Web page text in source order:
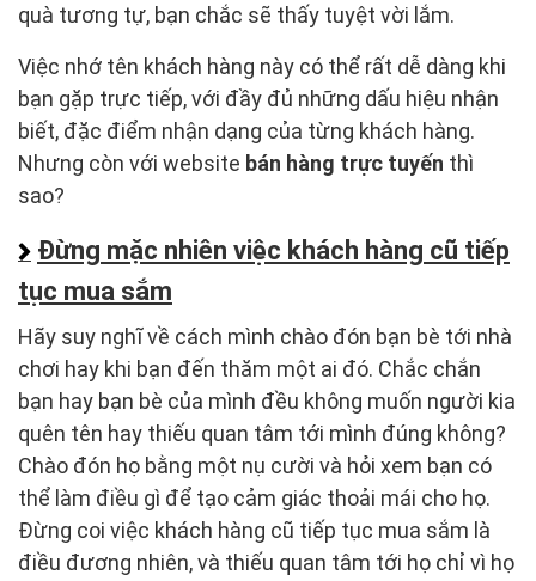
quà tương tự, bạn chắc sẽ thấy tuyệt vời lắm.
Việc nhớ tên khách hàng này có thể rất dễ dàng khi
bạn gặp trực tiếp, với đầy đủ những dấu hiệu nhận
biết, đặc điểm nhận dạng của từng khách hàng.
Nhưng còn với website bán hàng trực tuyến thì
sao?
Đừng mặc nhiên việc khách hàng cũ tiếp
tục mua sắm
Hãy suy nghĩ về cách mình chào đón bạn bè tới nhà
chơi hay khi bạn đến thăm một ai đó. Chắc chắn
bạn hay bạn bè của mình đều không muốn người kia
quên tên hay thiếu quan tâm tới mình đúng không?
Chào đón họ bằng một nụ cười và hỏi xem bạn có
thể làm điều gì để tạo cảm giác thoải mái cho họ.
Đừng coi việc khách hàng cũ tiếp tục mua sắm là
điều đương nhiên, và thiếu quan tâm tới họ chỉ vì họ